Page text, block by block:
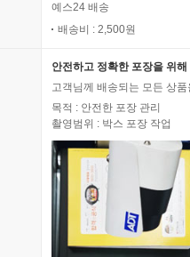
예스24 배송
배송비 : 2,500원
안전하고 정확한 포장을 위
고객님께 배송되는 모든 상
목적 : 안전한 포장 관리
촬영범위 : 박스 포장 작업